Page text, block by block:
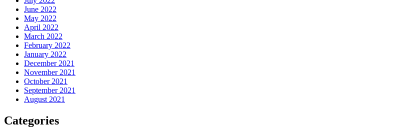
June 2022
May 2022
April 2022
March 2022
February 2022
January 2022
December 2021
November 2021
October 2021
September 2021
August 2021
Categories